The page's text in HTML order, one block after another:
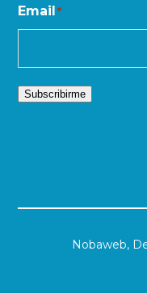
Email *
Subscribirme
Nobaweb,